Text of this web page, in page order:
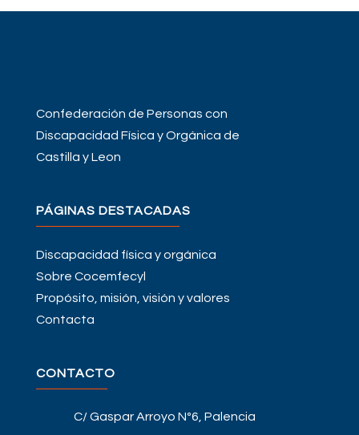
Confederación de Personas con
Discapacidad Física y Orgánica de
Castilla y Leon
PÁGINAS DESTACADAS
Discapacidad física y orgánica
Sobre Cocemfecyl
Propósito, misión, visión y valores
Contacta
CONTACTO
C/ Gaspar Arroyo Nº6, Palencia